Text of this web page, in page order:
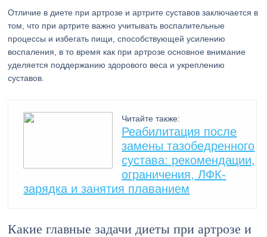
Отличие в диете при артрозе и артрите суставов заключается в
том, что при артрите важно учитывать воспалительные
процессы и избегать пищи, способствующей усилению
воспаления, в то время как при артрозе основное внимание
уделяется поддержанию здорового веса и укреплению
суставов.
Читайте также:
Реабилитация после
замены тазобедренного
сустава: рекомендации,
ограничения, ЛФК-
зарядка и занятия плаванием
Какие главные задачи диеты при артрозе и